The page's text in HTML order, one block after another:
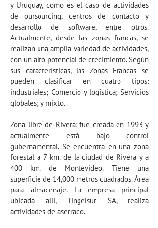
y Uruguay, como es el caso de actividades
de oursourcing, centros de contacto y
desarrollo de software, entre otros.
Actualmente, desde las zonas francas, se
realizan una amplia variedad de actividades,
con un alto potencial de crecimiento. Según
sus características, las Zonas Francas se
pueden clasificar en cuatro tipos:
industriales; Comercio y logística; Servicios
globales; y mixto.
Zona libre de Rivera: fue creada en 1993 y
actualmente está bajo control
gubernamental. Se encuentra en una zona
forestal a 7 km. de la ciudad de Rivera y a
400 km. de Montevideo. Tiene una
superficie de 14,000 metros cuadrados. Área
para almacenaje. La empresa principal
ubicada allí, Tingelsur SA, realiza
actividades de aserrado.